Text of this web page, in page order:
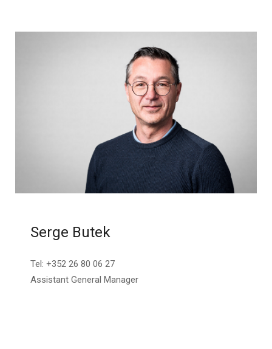
Serge Butek
Tel: +352 26 80 06 27
Assistant General Manager